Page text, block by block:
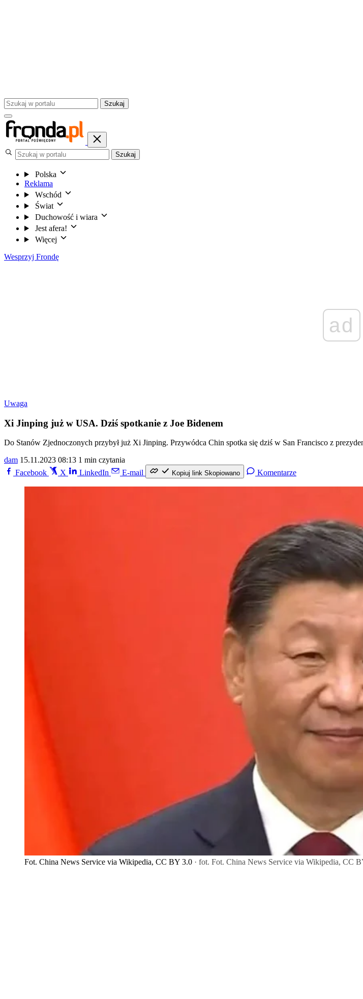
Szukaj
Szukaj
Polska
Reklama
Wschód
Świat
Duchowość i wiara
Jest afera!
Więcej
Wesprzyj Frondę
ad
Uwaga
Xi Jinping już w USA. Dziś spotkanie z Joe Bidenem
Do Stanów Zjednoczonych przybył już Xi Jinping. Przywódca Chin spotka się dziś w San Francisco z
dam 15.11.2023 08:13 1 min czytania
Facebook
X LinkedIn E-mail Kopiuj link Skopiowano Komentarze
Fot. China News Service via Wikipedia, CC BY 3.0 · fot. Fot. China News Service via Wikipedia, CC